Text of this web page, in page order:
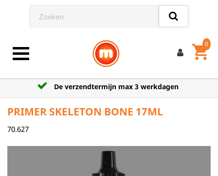
Toggle navigation shopping_cart
0
De verzendtermijn max 3 werkdagen
PRIMER SKELETON BONE 17ML
70.627